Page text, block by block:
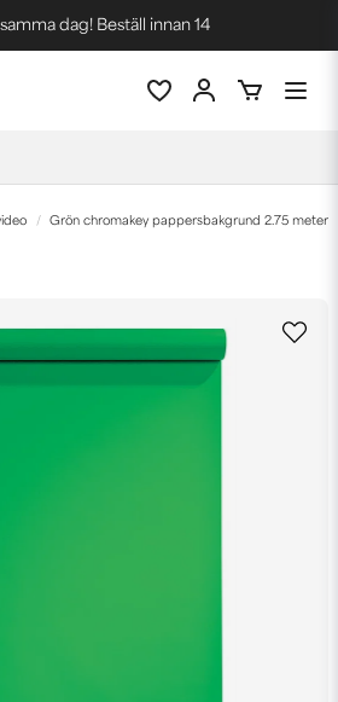
dag! Beställ innan 14
leveranser
Grön chromakey pappersbakgrund 2.75 meter